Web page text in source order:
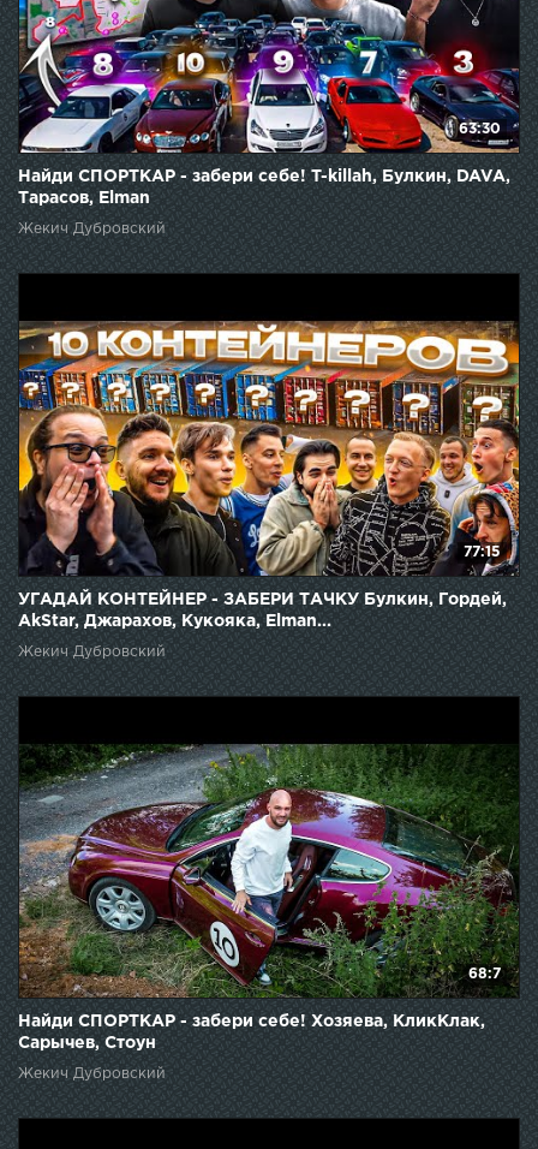
63:30
Найди СПОРТКАР - забери себе! T-killah, Булкин, DAVA,
Тарасов, Elman
Жекич Дубровский
77:15
УГАДАЙ КОНТЕЙНЕР - ЗАБЕРИ ТАЧКУ Булкин, Гордей,
AkStar, Джарахов, Кукояка, Elman...
Жекич Дубровский
68:7
Найди СПОРТКАР - забери себе! Хозяева, КликКлак,
Сарычев, Стоун
Жекич Дубровский